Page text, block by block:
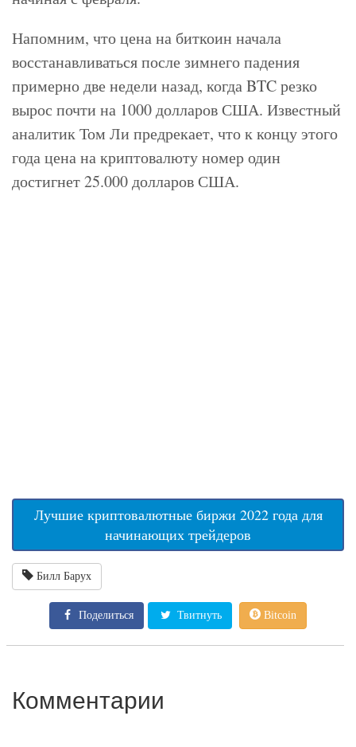
Напомним, что цена на биткоин начала
восстанавливаться после зимнего падения
примерно две недели назад, когда BTC резко
вырос почти на 1000 долларов США. Известный
аналитик Том Ли предрекает, что к концу этого
года цена на криптовалюту номер один
достигнет 25.000 долларов США.
Лучшие криптовалютные биржи 2022 года для
начинающих трейдеров
Билл Барух
Поделиться Твитнуть Bitcoin
Комментарии